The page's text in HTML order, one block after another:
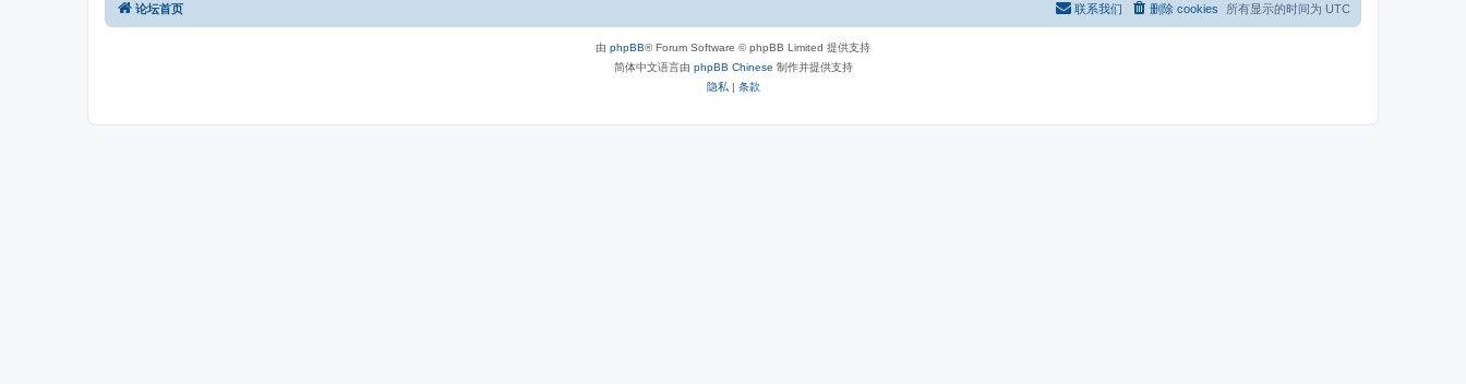
论坛首页 所有显示的时间为 UTC
删除 cookies
联系我们
由 phpBB® Forum Software © phpBB Limited 提供支持
简体中文语言由 phpBB Chinese 制作并提供支持
隐私| 条款